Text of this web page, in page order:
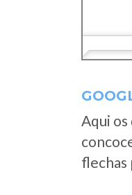
Aqui os
flechas